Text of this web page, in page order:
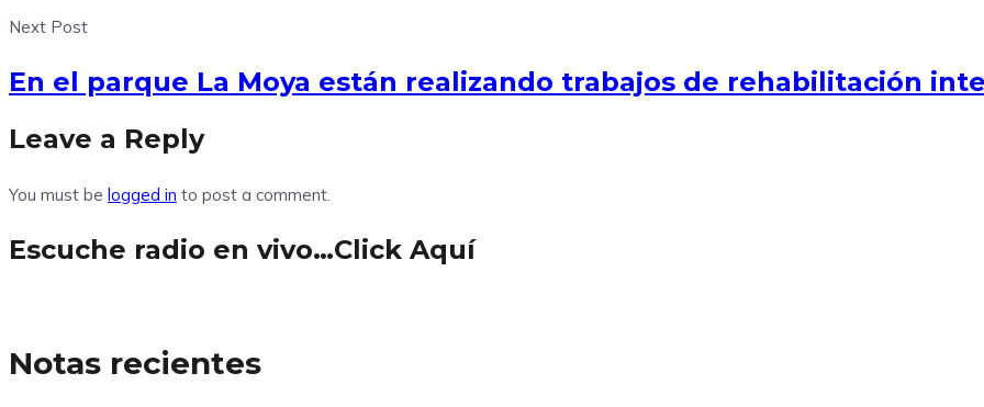
Next Post
En el parque La Moya están realizando trabajos de rehabilitación
Leave a Reply
You must be logged in to post a comment.
Escuche radio en vivo…Click Aquí
Notas recientes